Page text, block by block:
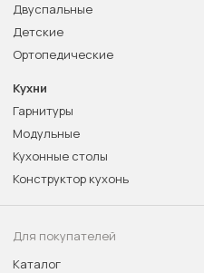
Двуспальные
Детские
Ортопедические
Кухни
Гарнитуры
Модульные
Кухонные столы
Конструктор кухонь
Для покупателей
Каталог